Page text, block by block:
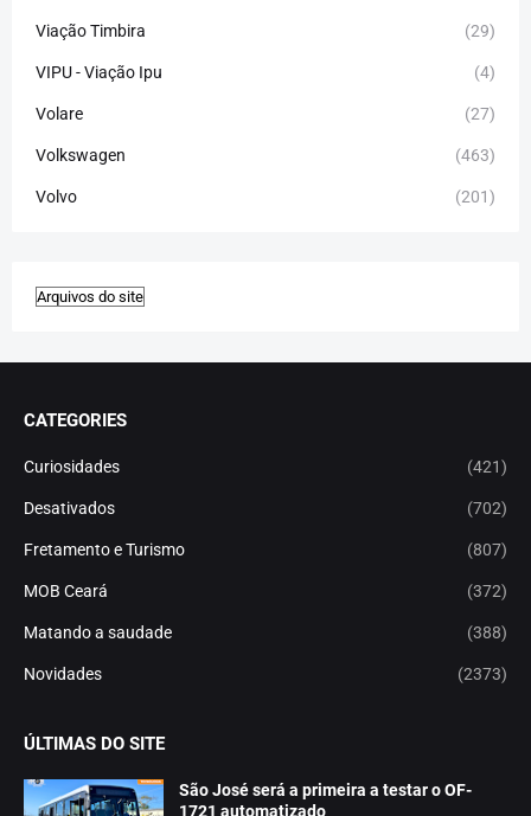
Viação Timbira (29)
VIPU - Viação Ipu (4)
Volare (27)
Volkswagen (463)
Volvo (201)
CATEGORIES
Curiosidades (421)
Desativados (702)
Fretamento e Turismo (807)
MOB Ceará (372)
Matando a saudade (388)
Novidades (2373)
ÚLTIMAS DO SITE
São José será a primeira a testar o OF-
1721 automatizado